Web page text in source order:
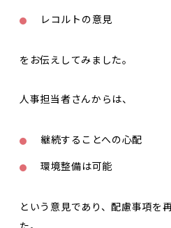
レコルトの意見
をお伝えしてみました。
人事担当者さんからは、
継続することへの心配
環境整備は可能
という意見であり、配慮事項を